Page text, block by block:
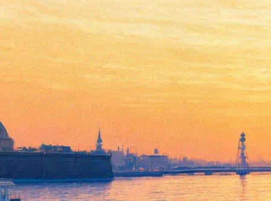
О чем говорят фотографии.
Семиотика изображения
19 ноября 2011, суббота
13.00